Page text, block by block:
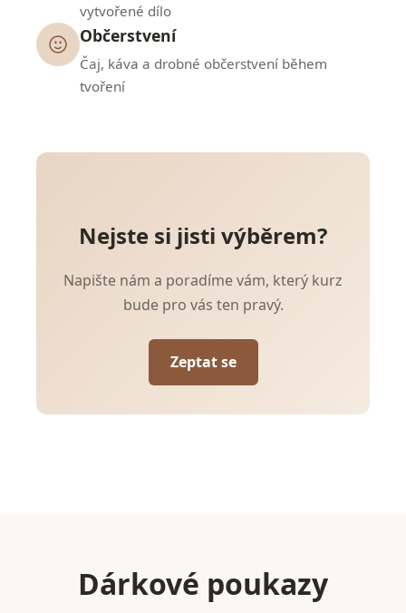
vytvořené dílo
Občerstvení
Čaj, káva a drobné občerstvení během
tvoření
Nejste si jisti výběrem?
Napište nám a poradíme vám, který kurz
bude pro vás ten pravý.
Zeptat se
Dárkové poukazy